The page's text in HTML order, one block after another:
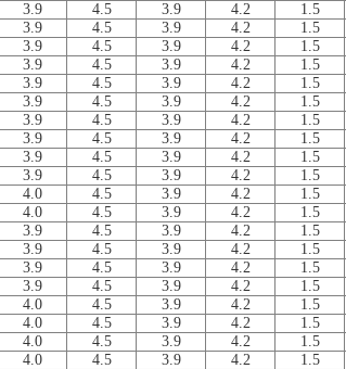
3.9 4.5 3.9 4.2 1.5
3.9 4.5 3.9 4.2 1.5
3.9 4.5 3.9 4.2 1.5
3.9 4.5 3.9 4.2 1.5
3.9 4.5 3.9 4.2 1.5
3.9 4.5 3.9 4.2 1.5
3.9 4.5 3.9 4.2 1.5
3.9 4.5 3.9 4.2 1.5
3.9 4.5 3.9 4.2 1.5
3.9 4.5 3.9 4.2 1.5
4.0 4.5 3.9 4.2 1.5
4.0 4.5 3.9 4.2 1.5
3.9 4.5 3.9 4.2 1.5
3.9 4.5 3.9 4.2 1.5
3.9 4.5 3.9 4.2 1.5
3.9 4.5 3.9 4.2 1.5
4.0 4.5 3.9 4.2 1.5
4.0 4.5 3.9 4.2 1.5
4.0 4.5 3.9 4.2 1.5
4.0 4.5 3.9 4.2 1.5